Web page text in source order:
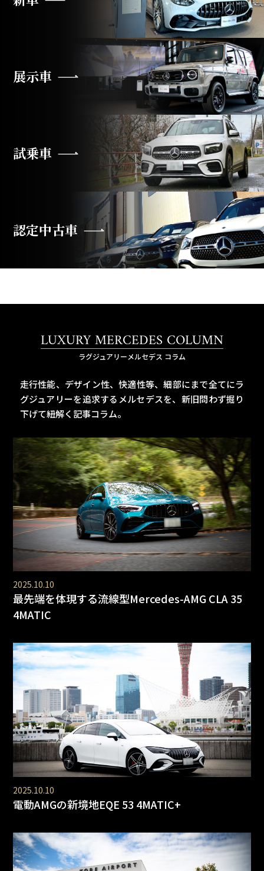
展示車
試乗車
認定中古車
LUXURY MERCEDES COLUMN
ラグジュアリーメルセデス コラム
走行性能、デザイン性、快適性等、細部にまで全てにラ
グジュアリーを追求するメルセデスを、 新旧問わず掘り
下げて紐解く記事コラム。
2025.10.10
最先端を体現する流線型Mercedes-AMG CLA 35
4MATIC
2025.10.10
電動AMGの新境地EQE 53 4MATIC+